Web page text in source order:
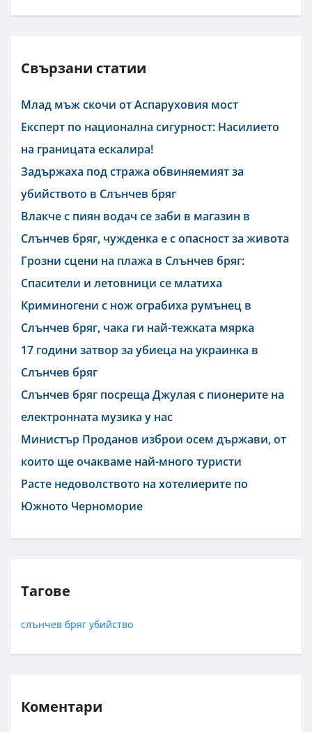
Свързани статии
Млад мъж скочи от Аспаруховия мост
Експерт по национална сигурност: Насилието
на границата ескалира!
Задържаха под стража обвиняемият за
убийството в Слънчев бряг
Влакче с пиян водач се заби в магазин в
Слънчев бряг, чужденка е с опасност за живота
Грозни сцени на плажа в Слънчев бряг:
Спасители и летовници се млатиха
Криминогени с нож ограбиха румънец в
Слънчев бряг, чака ги най-тежката мярка
17 години затвор за убиеца на украинка в
Слънчев бряг
Слънчев бряг посреща Джулая с пионерите на
електронната музика у нас
Министър Проданов изброи осем държави, от
които ще очакваме най-много туристи
Расте недоволството на хотелиерите по
Южното Черноморие
Тагове
слънчев бряг убийство
Коментари